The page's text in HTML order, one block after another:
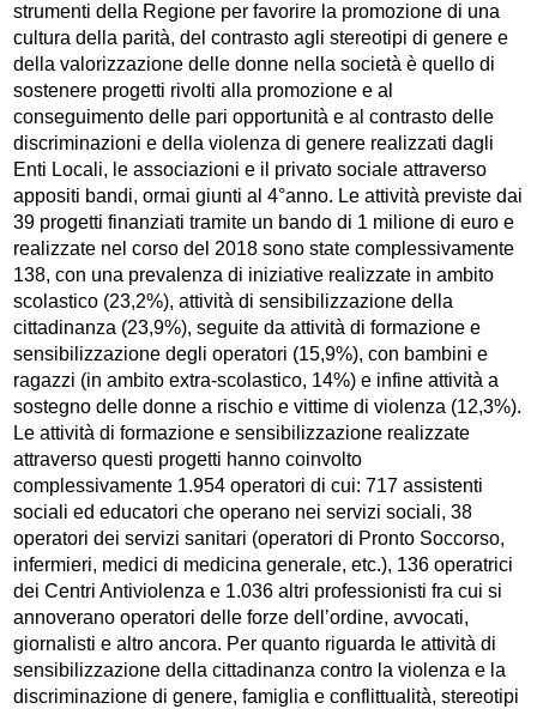
strumenti della Regione per favorire la promozione di una
cultura della parità, del contrasto agli stereotipi di genere e
della valorizzazione delle donne nella società è quello di
sostenere progetti rivolti alla promozione e al
conseguimento delle pari opportunità e al contrasto delle
discriminazioni e della violenza di genere realizzati dagli
Enti Locali, le associazioni e il privato sociale attraverso
appositi bandi, ormai giunti al 4°anno. Le attività previste dai
39 progetti finanziati tramite un bando di 1 milione di euro e
realizzate nel corso del 2018 sono state complessivamente
138, con una prevalenza di iniziative realizzate in ambito
scolastico (23,2%), attività di sensibilizzazione della
cittadinanza (23,9%), seguite da attività di formazione e
sensibilizzazione degli operatori (15,9%), con bambini e
ragazzi (in ambito extra-scolastico, 14%) e infine attività a
sostegno delle donne a rischio e vittime di violenza (12,3%).
Le attività di formazione e sensibilizzazione realizzate
attraverso questi progetti hanno coinvolto
complessivamente 1.954 operatori di cui: 717 assistenti
sociali ed educatori che operano nei servizi sociali, 38
operatori dei servizi sanitari (operatori di Pronto Soccorso,
infermieri, medici di medicina generale, etc.), 136 operatrici
dei Centri Antiviolenza e 1.036 altri professionisti fra cui si
annoverano operatori delle forze dell’ordine, avvocati,
giornalisti e altro ancora. Per quanto riguarda le attività di
sensibilizzazione della cittadinanza contro la violenza e la
discriminazione di genere, famiglia e conflittualità, stereotipi